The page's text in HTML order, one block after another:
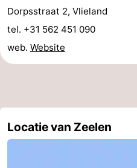
Musea
-
-
Dorpsstraat 2, Vlieland
tel. +31 562 451 090
web. Website
Locatie van Zeelen